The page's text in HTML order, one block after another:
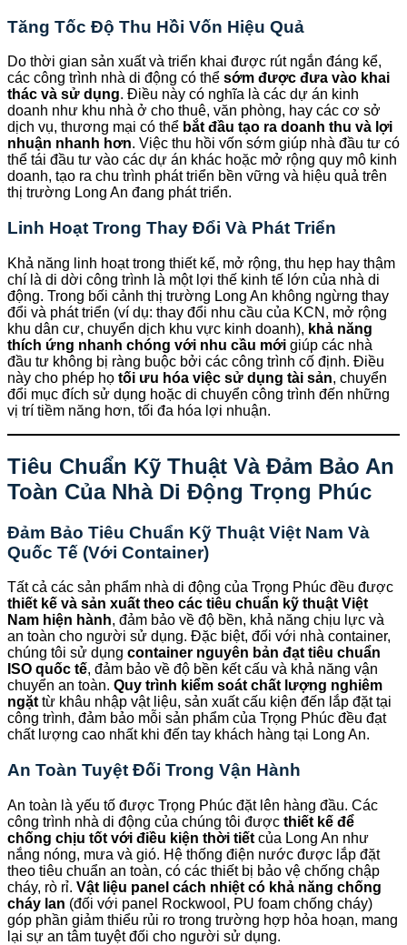
Tăng Tốc Độ Thu Hồi Vốn Hiệu Quả
Do thời gian sản xuất và triển khai được rút ngắn đáng kể,
các công trình nhà di động có thể sớm được đưa vào khai
thác và sử dụng. Điều này có nghĩa là các dự án kinh
doanh như khu nhà ở cho thuê, văn phòng, hay các cơ sở
dịch vụ, thương mại có thể bắt đầu tạo ra doanh thu và lợi
nhuận nhanh hơn. Việc thu hồi vốn sớm giúp nhà đầu tư có
thể tái đầu tư vào các dự án khác hoặc mở rộng quy mô kinh
doanh, tạo ra chu trình phát triển bền vững và hiệu quả trên
thị trường Long An đang phát triển.
Linh Hoạt Trong Thay Đổi Và Phát Triển
Khả năng linh hoạt trong thiết kế, mở rộng, thu hẹp hay thậm
chí là di dời công trình là một lợi thế kinh tế lớn của nhà di
động. Trong bối cảnh thị trường Long An không ngừng thay
đổi và phát triển (ví dụ: thay đổi nhu cầu của KCN, mở rộng
khu dân cư, chuyển dịch khu vực kinh doanh), khả năng
thích ứng nhanh chóng với nhu cầu mới giúp các nhà
đầu tư không bị ràng buộc bởi các công trình cố định. Điều
này cho phép họ tối ưu hóa việc sử dụng tài sản, chuyển
đổi mục đích sử dụng hoặc di chuyển công trình đến những
vị trí tiềm năng hơn, tối đa hóa lợi nhuận.
Tiêu Chuẩn Kỹ Thuật Và Đảm Bảo An
Toàn Của Nhà Di Động Trọng Phúc
Đảm Bảo Tiêu Chuẩn Kỹ Thuật Việt Nam Và
Quốc Tế (Với Container)
Tất cả các sản phẩm nhà di động của Trọng Phúc đều được
thiết kế và sản xuất theo các tiêu chuẩn kỹ thuật Việt
Nam hiện hành, đảm bảo về độ bền, khả năng chịu lực và
an toàn cho người sử dụng. Đặc biệt, đối với nhà container,
chúng tôi sử dụng container nguyên bản đạt tiêu chuẩn
ISO quốc tế, đảm bảo về độ bền kết cấu và khả năng vận
chuyển an toàn. Quy trình kiểm soát chất lượng nghiêm
ngặt từ khâu nhập vật liệu, sản xuất cấu kiện đến lắp đặt tại
công trình, đảm bảo mỗi sản phẩm của Trọng Phúc đều đạt
chất lượng cao nhất khi đến tay khách hàng tại Long An.
An Toàn Tuyệt Đối Trong Vận Hành
An toàn là yếu tố được Trọng Phúc đặt lên hàng đầu. Các
công trình nhà di động của chúng tôi được thiết kế để
chống chịu tốt với điều kiện thời tiết của Long An như
nắng nóng, mưa và gió. Hệ thống điện nước được lắp đặt
theo tiêu chuẩn an toàn, có các thiết bị bảo vệ chống chập
cháy, rò rỉ. Vật liệu panel cách nhiệt có khả năng chống
cháy lan (đối với panel Rockwool, PU foam chống cháy)
góp phần giảm thiểu rủi ro trong trường hợp hỏa hoạn, mang
lại sự an tâm tuyệt đối cho người sử dụng.